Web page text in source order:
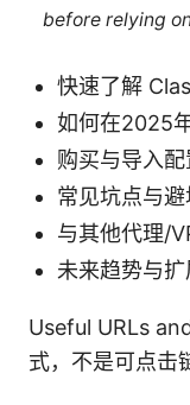
before relying
快速了解
如何在2025
购买与导入
常见坑点与
与其他代理/
未来趋势与
Useful URLs
式，不是可点击